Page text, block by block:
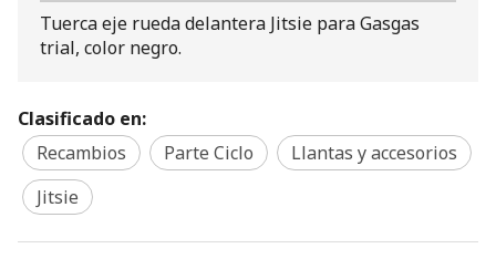
Tuerca eje rueda delantera Jitsie para Gasgas
trial, color negro.
Clasificado en:
Recambios
Parte Ciclo
Llantas y accesorios
Jitsie